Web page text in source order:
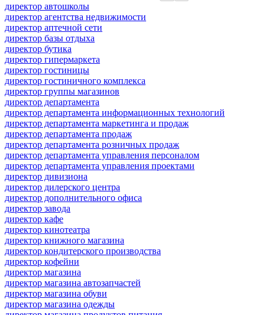
директор автошколы
директор агентства недвижимости
директор аптечной сети
директор базы отдыха
директор бутика
директор гипермаркета
директор гостиницы
директор гостиничного комплекса
директор группы магазинов
директор департамента
директор департамента информационных технологий
директор департамента маркетинга и продаж
директор департамента продаж
директор департамента розничных продаж
директор департамента управления персоналом
директор департамента управления проектами
директор дивизиона
директор дилерского центра
директор дополнительного офиса
директор завода
директор кафе
директор кинотеатра
директор книжного магазина
директор кондитерского производства
директор кофейни
директор магазина
директор магазина автозапчастей
директор магазина обуви
директор магазина одежды